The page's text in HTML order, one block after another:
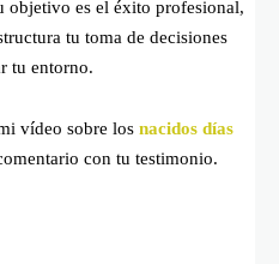
objetivo es el éxito profesional,
tu toma de decisiones
tu entorno.
vídeo sobre los nacidos días
con tu testimonio.